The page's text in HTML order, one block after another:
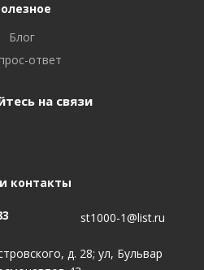
Блог
ответ
на связи
контакты
st1000-1@list.ru
д. 28; ул, Бульвар